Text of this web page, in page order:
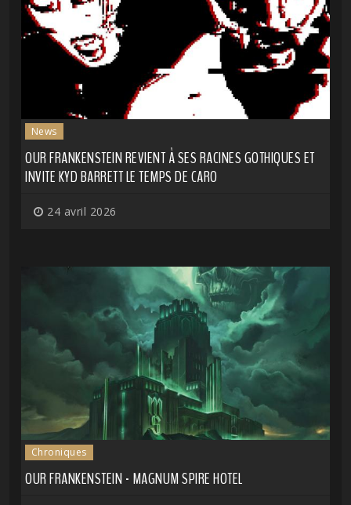
News
OUR FRANKENSTEIN REVIENT À SES RACINES GOTHIQUES ET
INVITE KYD BARRETT LE TEMPS DE CARO
24 avril 2026
Chroniques
OUR FRANKENSTEIN - MAGNUM SPIRE HOTEL